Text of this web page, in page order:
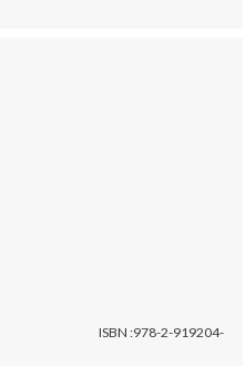
ISBN :978-2-919204-